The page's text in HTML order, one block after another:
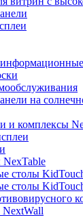
на
и комплексы
столы
столы
NextWall